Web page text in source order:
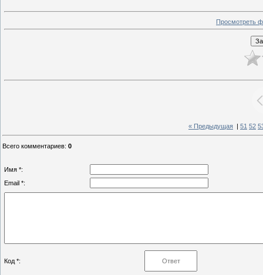
Просмотреть
« Предыдущая 51 52
Всего комментариев: 0
Имя *:
Email *:
Код *: